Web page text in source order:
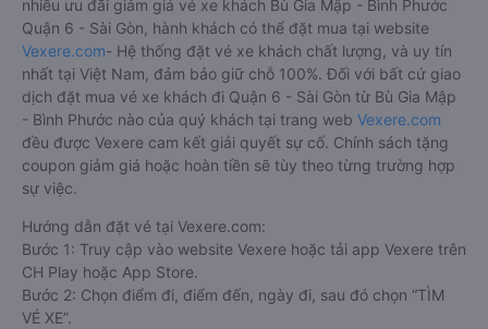
nhiều ưu đãi giảm giá vé xe khách Bù Gia Mập - Bình Phước
Quận 6 - Sài Gòn, hành khách có thể đặt mua tại website
Vexere.com- Hệ thống đặt vé xe khách chất lượng, và uy tín
nhất tại Việt Nam, đảm bảo giữ chỗ 100%. Đối với bất cứ giao
dịch đặt mua vé xe khách đi Quận 6 - Sài Gòn từ Bù Gia Mập
- Bình Phước nào của quý khách tại trang web Vexere.com
đều được Vexere cam kết giải quyết sự cố. Chính sách tặng
coupon giảm giá hoặc hoàn tiền sẽ tùy theo từng trường hợp
sự việc.
Hướng dẫn đặt vé tại Vexere.com:
Bước 1: Truy cập vào website Vexere hoặc tải app Vexere trên
CH Play hoặc App Store.
Bước 2: Chọn điểm đi, điểm đến, ngày đi, sau đó chọn “TÌM
VÉ XE”.